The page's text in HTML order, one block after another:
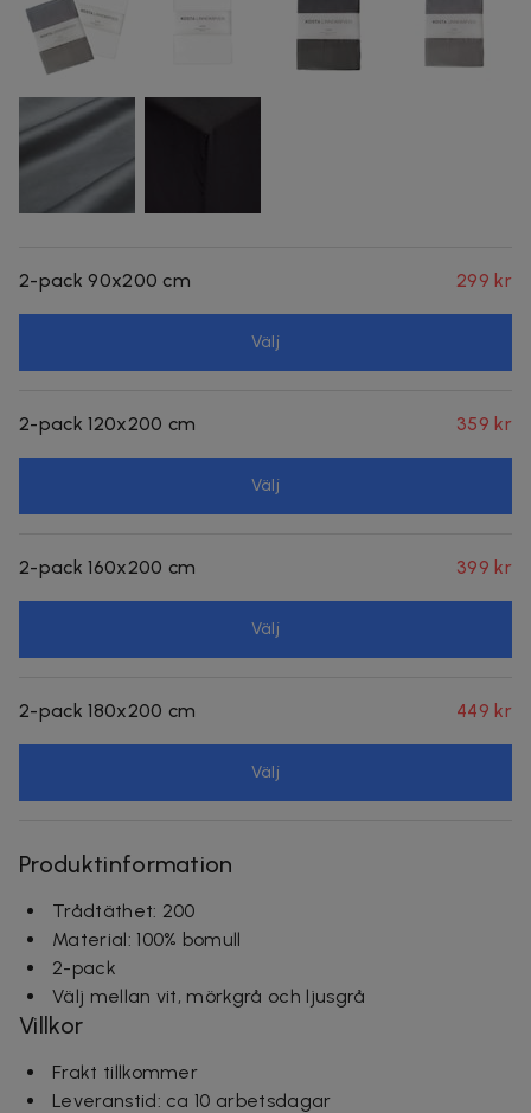
2-pack 90x200 cm 299 kr
Välj
2-pack 120x200 cm 359 kr
Välj
2-pack 160x200 cm 399 kr
Välj
2-pack 180x200 cm 449 kr
Välj
Produktinformation
Trådtäthet: 200
Material: 100% bomull
2-pack
Välj mellan vit, mörkgrå och ljusgrå
Villkor
Frakt tillkommer
Leveranstid: ca 10 arbetsdagar